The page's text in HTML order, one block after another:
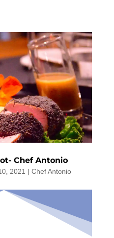
Chef Antonio
2021 | Chef Antonio